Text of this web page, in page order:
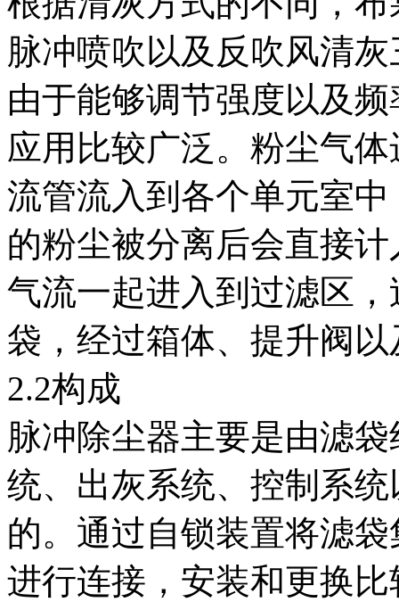
脉冲喷吹以及反吹风清
由于能够调节强度以及
应用比较广泛。粉尘气
流管流入到各个单元室
的粉尘被分离后会直接
气流一起进入到过滤区
袋，经过箱体、提升阀
2.2构成
脉冲除尘器主要是由滤
统、出灰系统、控制系
的。通过自锁装置将滤
进行连接，安装和更换